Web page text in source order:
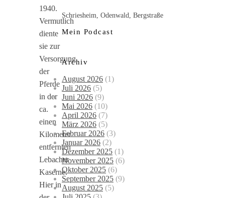
1940.
Vermutlich
diente
sie zur
Versorgung
der
Pferde
in der
ca.
einen
Kilometer
entfernten
Lebacher
Kaserne.
Hier in
Schriesheim, Odenwald, Bergstraße
Mein Podcast
Archiv
August 2026 (1)
Juli 2026 (5)
Juni 2026 (9)
Mai 2026 (10)
April 2026 (7)
März 2026 (5)
Februar 2026 (3)
Januar 2026 (2)
Dezember 2025 (1)
November 2025 (6)
Oktober 2025 (6)
September 2025 (9)
August 2025 (5)